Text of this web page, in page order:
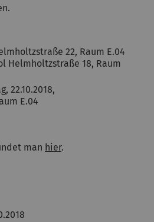
22, Raum E.04
Helmholtzstraße 18, Raum
22.10.2018,
E.04
man hier.